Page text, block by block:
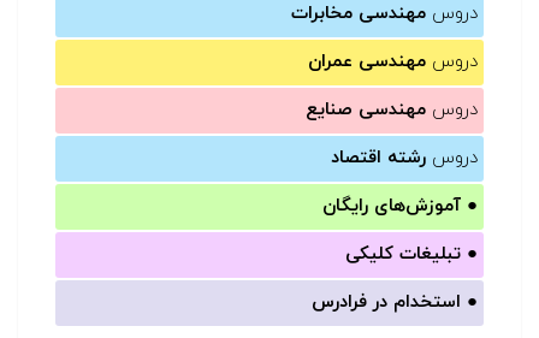
دروس مهندسی مخابرات
دروس مهندسی عمران
دروس مهندسی صنایع
دروس رشته اقتصاد
● آموزش‌های رایگان
● تبلیغات کلیکی
● استخدام در فرادرس